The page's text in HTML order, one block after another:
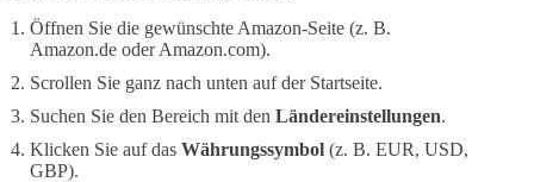
Öffnen Sie die gewünschte Amazon-Seite (z. B.
Amazon.de oder Amazon.com).
Scrollen Sie ganz nach unten auf der Startseite.
Suchen Sie den Bereich mit den Ländereinstellungen.
Klicken Sie auf das Währungssymbol (z. B. EUR, USD,
GBP).